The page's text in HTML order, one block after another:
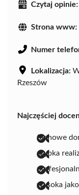
Czytaj opinie:
Strona www:
Numer
Lokalizacja:
Rzeszów
Najczęściej
fachowe
szybka
wysoka